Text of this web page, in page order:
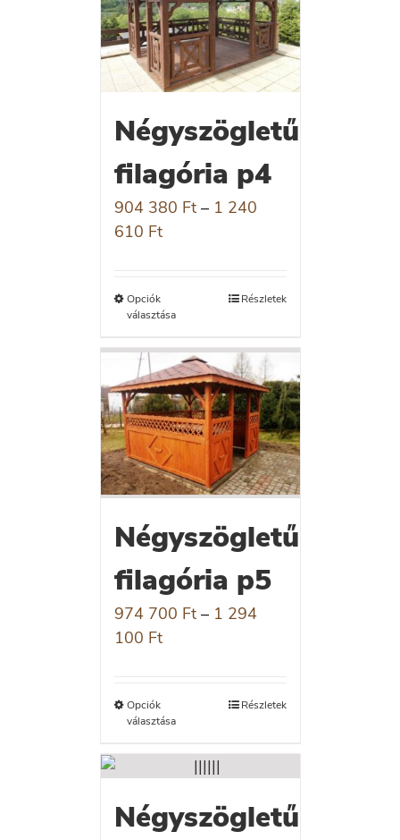
Négyszögletű
filagória p4
904 380 Ft– 1 240
610 Ft
Opciók
választása
Részletek
Négyszögletű
filagória p5
974 700 Ft– 1 294
100 Ft
Opciók
választása
Részletek
Négyszögletű